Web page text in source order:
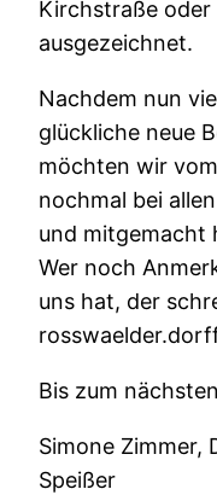
Kirchstraße
ausgezeichnet.
Nachdem nun
glückliche neue
möchten wir
nochmal bei
und mitgemacht
Wer noch
uns hat, der
Bis zum
Simone Zimmer,
Speißer